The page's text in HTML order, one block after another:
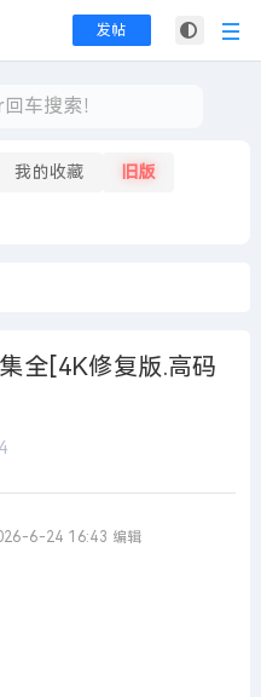
发帖
我的收藏 旧版
全[4K修复版.高码
6-24 16:43 编辑